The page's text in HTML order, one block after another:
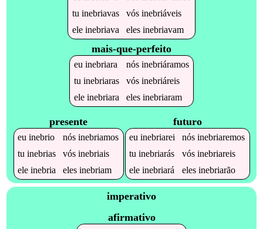
tu inebriavas vós inebriáveis
ele inebriava eles inebriavam
mais-que-perfeito
eu inebriara nós inebriáramos
tu inebriaras vós inebriáreis
ele inebriara eles inebriaram
presente
euinebrio nósinebriamos
tuinebrias vósinebriais
eleinebria elesinebriam
futuro
euinebriarei nósinebriaremos
tuinebriarás vósinebriareis
eleinebriará elesinebriarão
imperativo
afirmativo